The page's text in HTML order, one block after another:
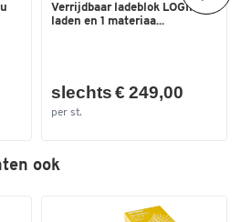
Verrijdbaar ladeblok LOGIN - 3
laden en 1 materiaa...
slechts € 249,00
per st.
ook